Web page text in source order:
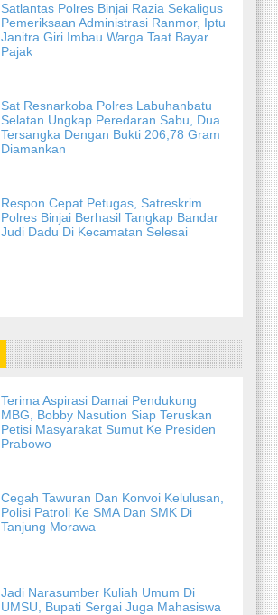
Satlantas Polres Binjai Razia Sekaligus
Pemeriksaan Administrasi Ranmor, Iptu
Janitra Giri Imbau Warga Taat Bayar
Pajak
Sat Resnarkoba Polres Labuhanbatu
Selatan Ungkap Peredaran Sabu, Dua
Tersangka Dengan Bukti 206,78 Gram
Diamankan
Respon Cepat Petugas, Satreskrim
Polres Binjai Berhasil Tangkap Bandar
Judi Dadu Di Kecamatan Selesai
Terima Aspirasi Damai Pendukung
MBG, Bobby Nasution Siap Teruskan
Petisi Masyarakat Sumut Ke Presiden
Prabowo
Cegah Tawuran Dan Konvoi Kelulusan,
Polisi Patroli Ke SMA Dan SMK Di
Tanjung Morawa
Jadi Narasumber Kuliah Umum Di
UMSU, Bupati Sergai Juga Mahasiswa